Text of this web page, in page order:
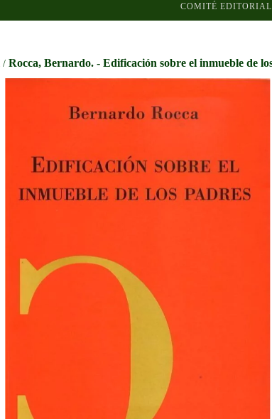
COMITÉ EDITORIAL
/ Rocca, Bernardo. - Edificación sobre el inmueble de